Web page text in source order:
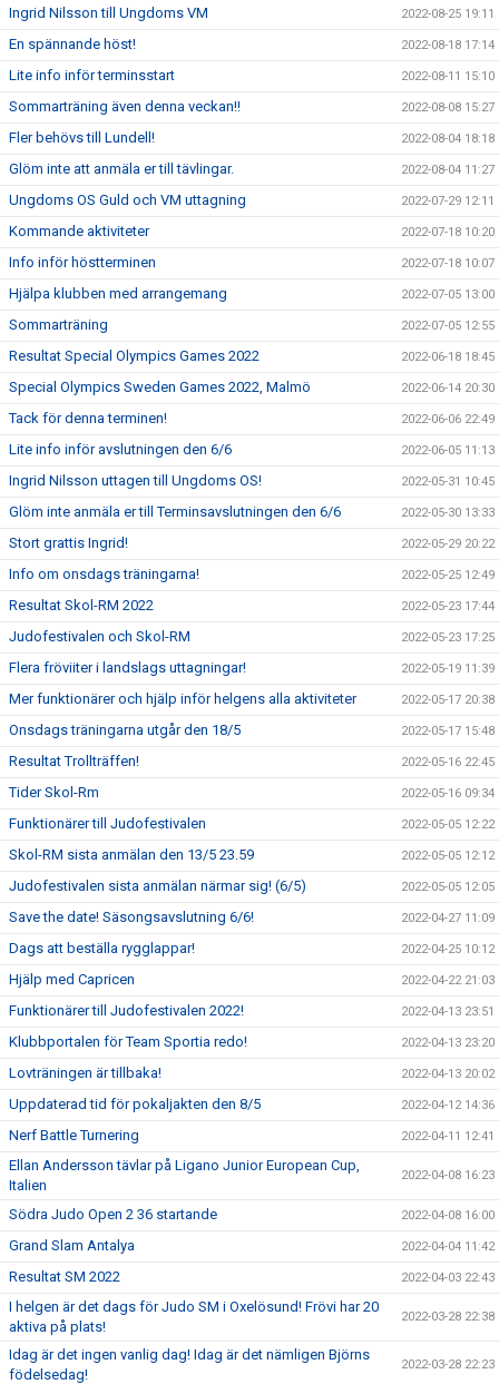
Ingrid Nilsson till Ungdoms VM 2022-08-25 19:11
En spännande höst! 2022-08-18 17:14
Lite info inför terminsstart 2022-08-11 15:10
Sommarträning även denna veckan!! 2022-08-08 15:27
Fler behövs till Lundell! 2022-08-04 18:18
Glöm inte att anmäla er till tävlingar. 2022-08-04 11:27
Ungdoms OS Guld och VM uttagning 2022-07-29 12:11
Kommande aktiviteter 2022-07-18 10:20
Info inför höstterminen 2022-07-18 10:07
Hjälpa klubben med arrangemang 2022-07-05 13:00
Sommarträning 2022-07-05 12:55
Resultat Special Olympics Games 2022 2022-06-18 18:45
Special Olympics Sweden Games 2022, Malmö 2022-06-14 20:30
Tack för denna terminen! 2022-06-06 22:49
Lite info inför avslutningen den 6/6 2022-06-05 11:13
Ingrid Nilsson uttagen till Ungdoms OS! 2022-05-31 10:45
Glöm inte anmäla er till Terminsavslutningen den 6/6 2022-05-30 13:33
Stort grattis Ingrid! 2022-05-29 20:22
Info om onsdags träningarna! 2022-05-25 12:49
Resultat Skol-RM 2022 2022-05-23 17:44
Judofestivalen och Skol-RM 2022-05-23 17:25
Flera fröviiter i landslags uttagningar! 2022-05-19 11:39
Mer funktionärer och hjälp inför helgens alla aktiviteter 2022-05-17 20:38
Onsdags träningarna utgår den 18/5 2022-05-17 15:48
Resultat Trollträffen! 2022-05-16 22:45
Tider Skol-Rm 2022-05-16 09:34
Funktionärer till Judofestivalen 2022-05-05 12:22
Skol-RM sista anmälan den 13/5 23.59 2022-05-05 12:12
Judofestivalen sista anmälan närmar sig! (6/5) 2022-05-05 12:05
Save the date! Säsongsavslutning 6/6! 2022-04-27 11:09
Dags att beställa rygglappar! 2022-04-25 10:12
Hjälp med Capricen 2022-04-22 21:03
Funktionärer till Judofestivalen 2022! 2022-04-13 23:51
Klubbportalen för Team Sportia redo! 2022-04-13 23:20
Lovträningen är tillbaka! 2022-04-13 20:02
Uppdaterad tid för pokaljakten den 8/5 2022-04-12 14:36
Nerf Battle Turnering 2022-04-11 12:41
Ellan Andersson tävlar på Ligano Junior European Cup,
Italien
2022-04-08 16:23
Södra Judo Open 2 36 startande 2022-04-08 16:00
Grand Slam Antalya 2022-04-04 11:42
Resultat SM 2022 2022-04-03 22:43
I helgen är det dags för Judo SM i Oxelösund! Frövi har 20
aktiva på plats!
2022-03-28 22:38
Idag är det ingen vanlig dag! Idag är det nämligen Björns
födelsedag!
2022-03-28 22:23